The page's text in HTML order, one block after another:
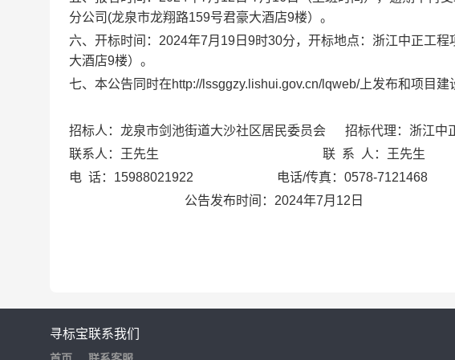
分公司 (龙泉市龙翔路159号君豪大酒店9楼）。
六、开标时间： 2024年7月 19 日 9时30分，开标地点：浙江中正工程
大酒店9楼）。
七、本公告同时在http://lssggzy.lishui.gov.cn/lqweb/上发布和项目建
招标人： 龙泉市剑池街道大沙社区居民委员会 招标代理：浙江中
联系人：
王先生 联 系
人：王先生
电 话： 15988021922 电话/传真：0578-7121468
公告发布时间： 2024年7月 12 日
寻标宝联系我们